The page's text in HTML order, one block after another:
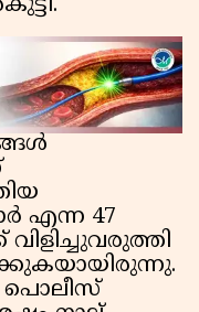
എന്ന 47
പൊലീസ്